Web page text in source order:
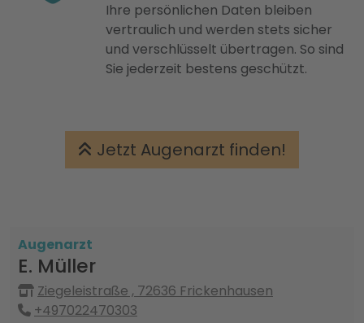
Ihre persönlichen Daten bleiben
vertraulich und werden stets sicher
und verschlüsselt übertragen. So sind
Sie jederzeit bestens geschützt.
Jetzt Augenarzt finden!
Augenarzt
E. Müller
Ziegeleistraße , 72636 Frickenhausen
+497022470303